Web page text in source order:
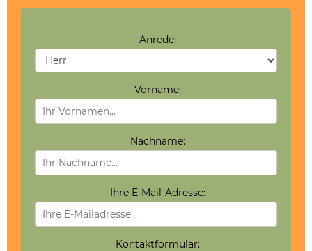
Anrede:
Vorname:
Nachname:
Ihre E-Mail-Adresse:
Kontaktformular: